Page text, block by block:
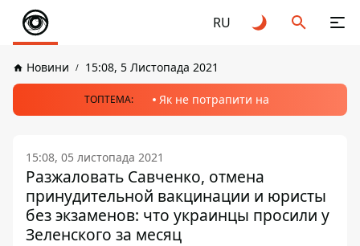
RU
Новини 15:08, 5 Листопада 2021
ТОПТЕМА: Як не потрапити на
15:08, 05 листопада 2021
Разжаловать Савченко, отмена
принудительной вакцинации и юристы
без экзаменов: что украинцы просили у
Зеленского за месяц